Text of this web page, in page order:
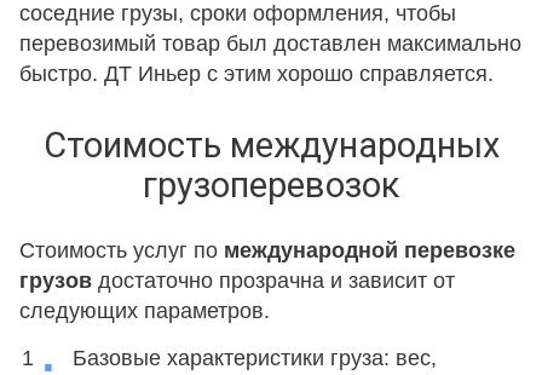
соседние грузы, сроки оформления, чтобы
перевозимый товар был доставлен максимально
быстро. ДТ Иньер с этим хорошо справляется.
Стоимость международных
грузоперевозок
Стоимость услуг по международной перевозке
грузов достаточно прозрачна и зависит от
следующих параметров.
Базовые характеристики груза: вес,